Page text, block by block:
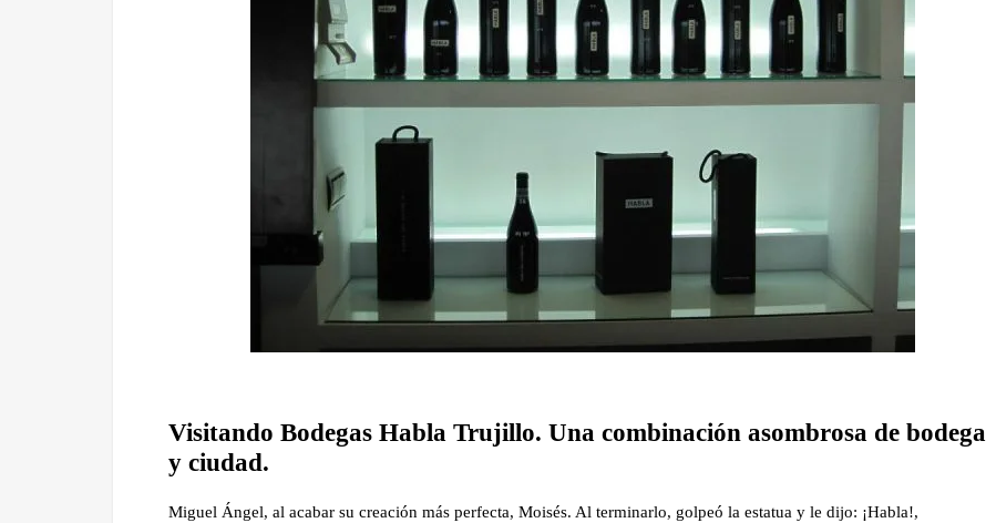
Visitando Bodegas Habla Trujillo. Una combinación asombrosa de bodega
y ciudad.
Miguel Ángel, al acabar su creación más perfecta, Moisés. Al terminarlo, golpeó la estatua y le dijo: ¡Habla!,